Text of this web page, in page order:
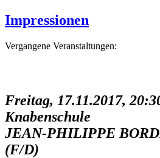
Impressionen
Vergangene Veranstaltungen:
Freitag, 17.11.2017,
Knabenschule
JEAN-PHILIPPE
(F/D)